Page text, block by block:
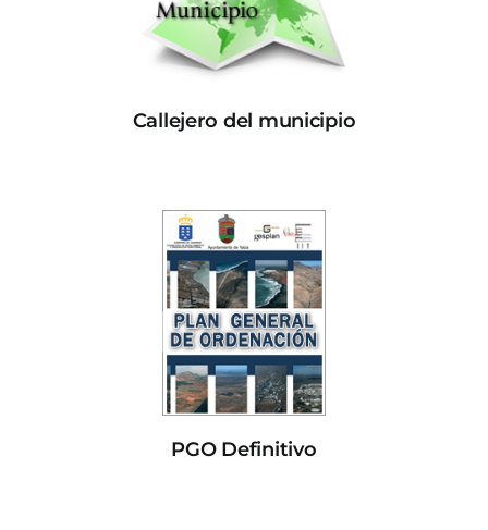
Callejero del municipio
PGO Definitivo